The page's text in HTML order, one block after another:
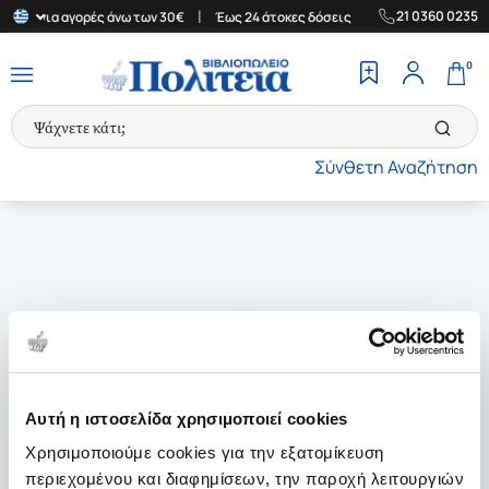
Αυτή η ιστοσελίδα χρησιμοποιεί cookies
Χρησιμοποιούμε cookies για την εξατομίκευση
περιεχομένου και διαφημίσεων, την παροχή λειτουργιών
για αγορές άνω των 30€ Έως 24 άτοκες δόσεις | Δωρεάν
21 0360 0235
Σύνθετη Αναζήτηση
0